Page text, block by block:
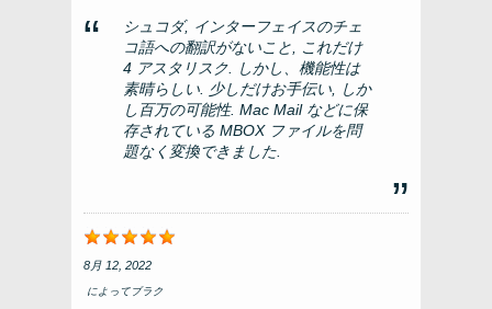
シュコダ, インターフェイスのチェ
コ語への翻訳がないこと, これだけ
4 アスタリスク. しかし、機能性は
素晴らしい. 少しだけお手伝い, しか
し百万の可能性. Mac Mail などに保
存されている MBOX ファイルを問
題なく変換できました.
8月 12, 2022
によってブラク